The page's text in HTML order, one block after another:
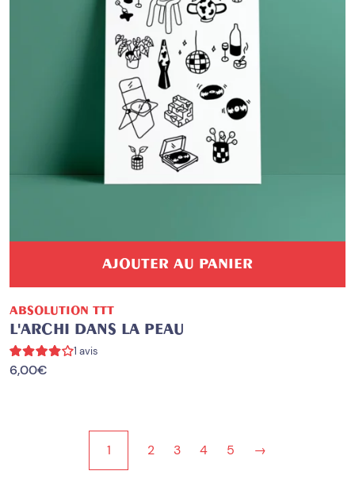
AJOUTER AU PANIER
ABSOLUTION TTT
L'ARCHI DANS LA PEAU
1 avis
6,00€
1 2 3 4 5 →